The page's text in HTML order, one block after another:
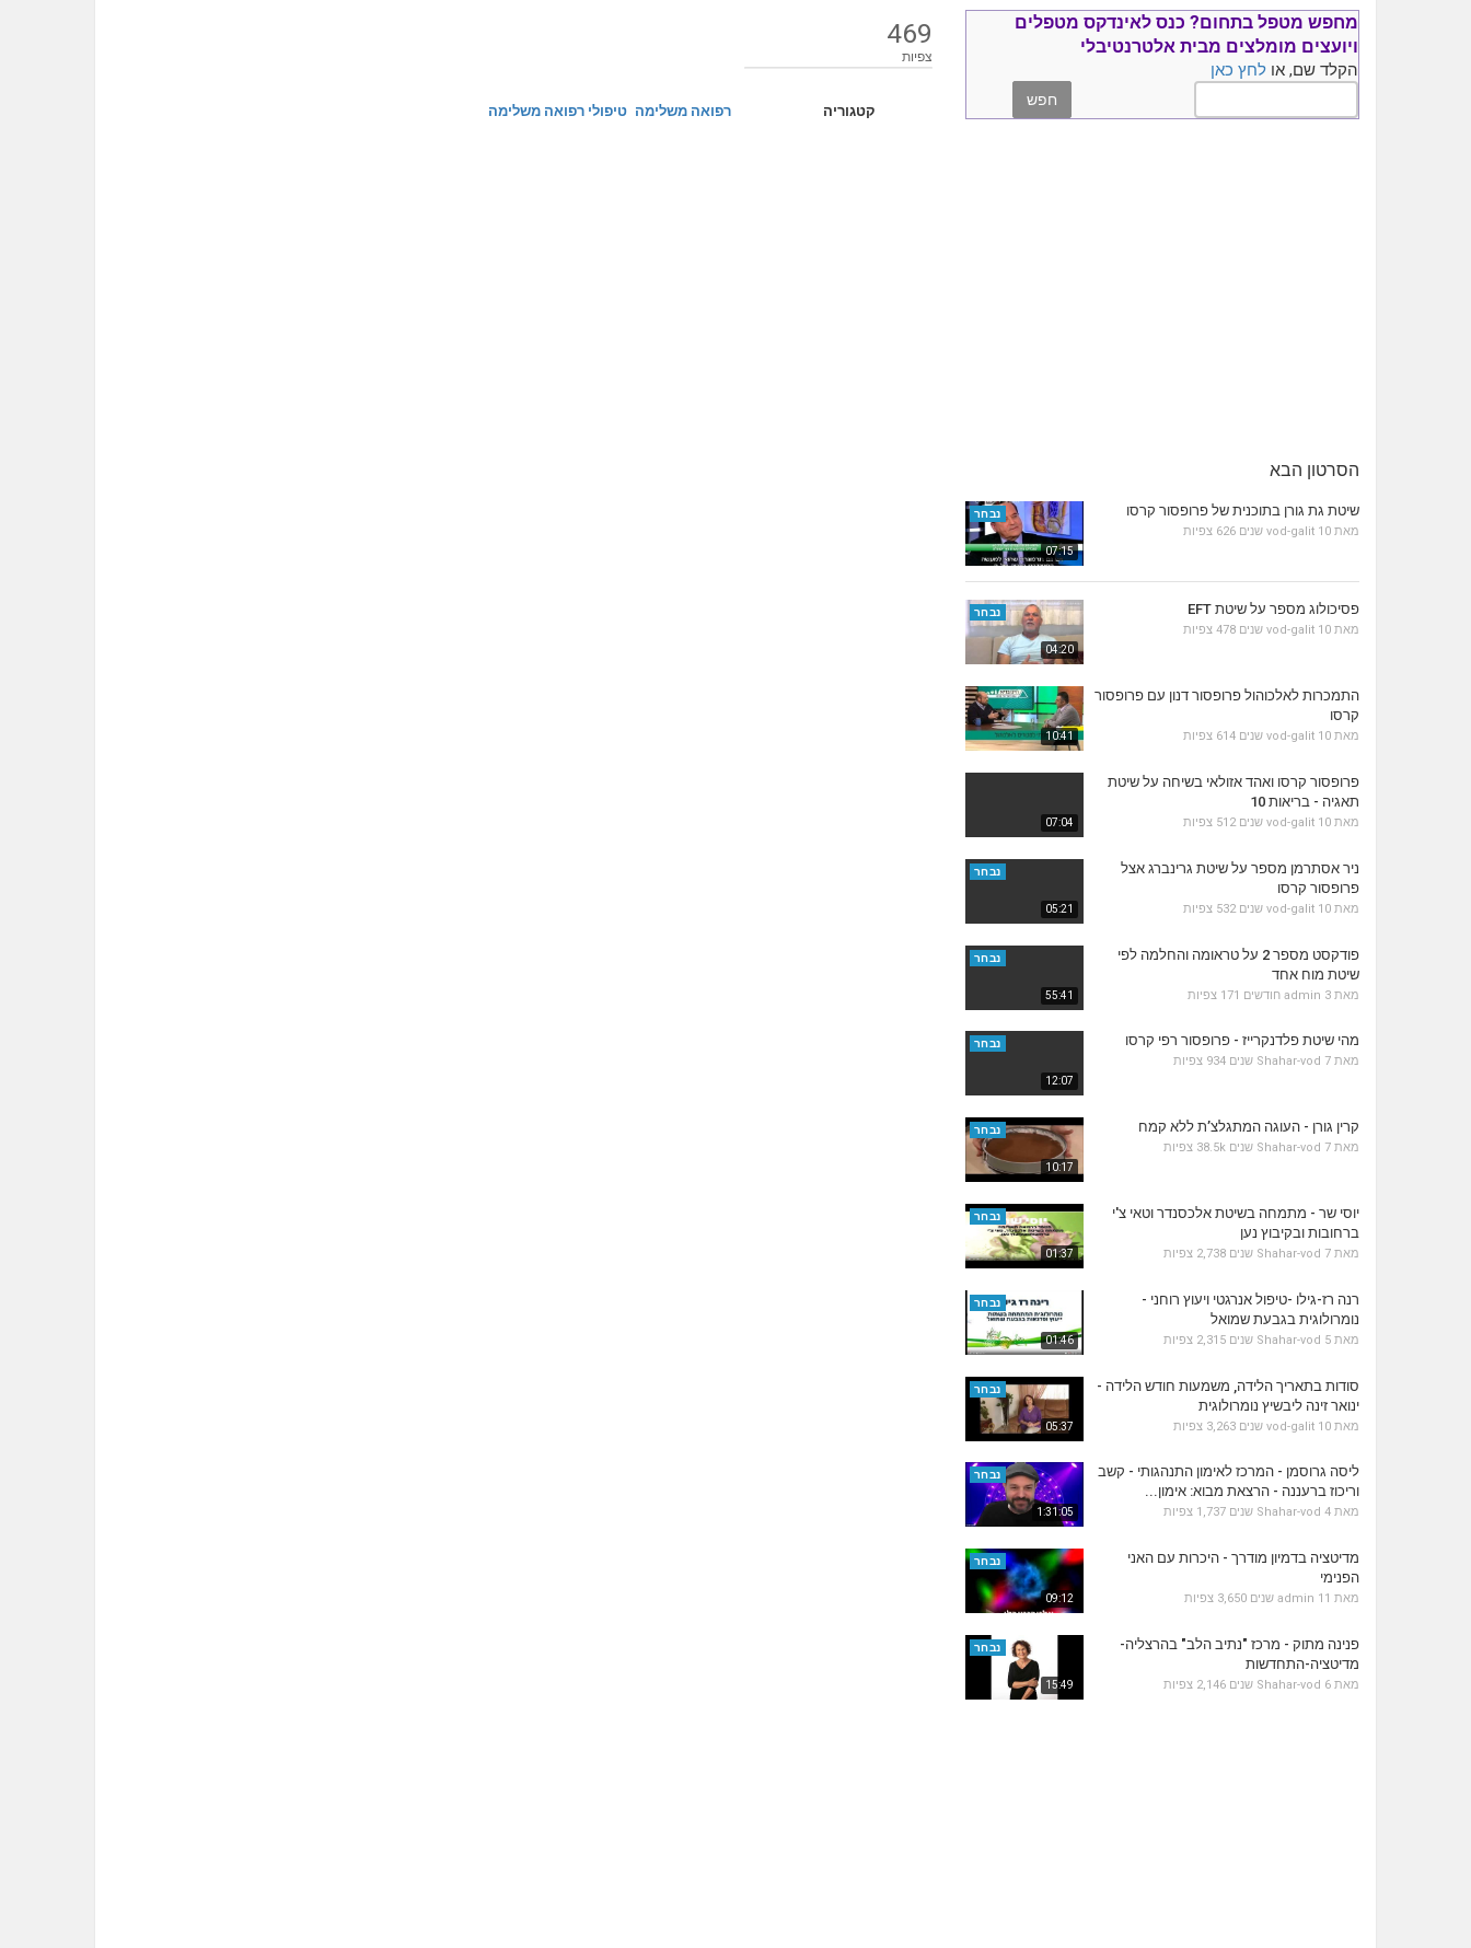
469
צפיות
קטגוריה רפואה משלימה טיפולי רפואה משלימה
מחפש מטפל בתחום? כנס לאינדקס מטפלים
ויועצים מומלצים מבית אלטרנטיבלי
הקלד שם, או לחץ כאן
הסרטון הבא
07:15
נבחר שיטת גת גורן בתוכנית של פרופסור קרסו
מאת vod-galit 10 שנים 626 צפיות
04:20
נבחר פסיכולוג מספר על שיטת EFT
מאת vod-galit 10 שנים 478 צפיות
10:41
התמכרות לאלכוהול פרופסור דנון עם פרופסור
קרסו
מאת vod-galit 10 שנים 614 צפיות
07:04
פרופסור קרסו ואהד אזולאי בשיחה על שיטת
תאגיה - בריאות 10
מאת vod-galit 10 שנים 512 צפיות
05:21
נבחר
ניר אסתרמן מספר על שיטת גרינברג אצל
פרופסור קרסו
מאת vod-galit 10 שנים 532 צפיות
55:41
נבחר
פודקסט מספר 2 על טראומה והחלמה לפי
שיטת מוח אחד
מאת admin 3 חודשים 171 צפיות
12:07
נבחר מהי שיטת פלדנקרייז - פרופסור רפי קרסו
מאת Shahar-vod 7 שנים 934 צפיות
10:17
נבחר קרין גורן - העוגה המתגלצ’ת ללא קמח
מאת Shahar-vod 7 שנים 38.5k צפיות
01:37
נבחר
יוסי שר - מתמחה בשיטת אלכסנדר וטאי צ'י
ברחובות ובקיבוץ נען
מאת Shahar-vod 7 שנים 2,738 צפיות
01:46
נבחר
רנה רז-גילו -טיפול אנרגטי ויעוץ רוחני -
נומרולוגית בגבעת שמואל
מאת Shahar-vod 5 שנים 2,315 צפיות
05:37
נבחר
סודות בתאריך הלידה, משמעות חודש הלידה -
ינואר זינה ליבשיץ נומרולוגית
מאת vod-galit 10 שנים 3,263 צפיות
1:31:05
נבחר
ליסה גרוסמן - המרכז לאימון התנהגותי - קשב
וריכוז ברעננה - הרצאת מבוא: אימון...
מאת Shahar-vod 4 שנים 1,737 צפיות
09:12
נבחר
מדיטציה בדמיון מודרך - היכרות עם האני
הפנימי
מאת admin 11 שנים 3,650 צפיות
15:49
נבחר
פנינה מתוק - מרכז "נתיב הלב" בהרצליה-
מדיטציה-התחדשות
מאת Shahar-vod 6 שנים 2,146 צפיות